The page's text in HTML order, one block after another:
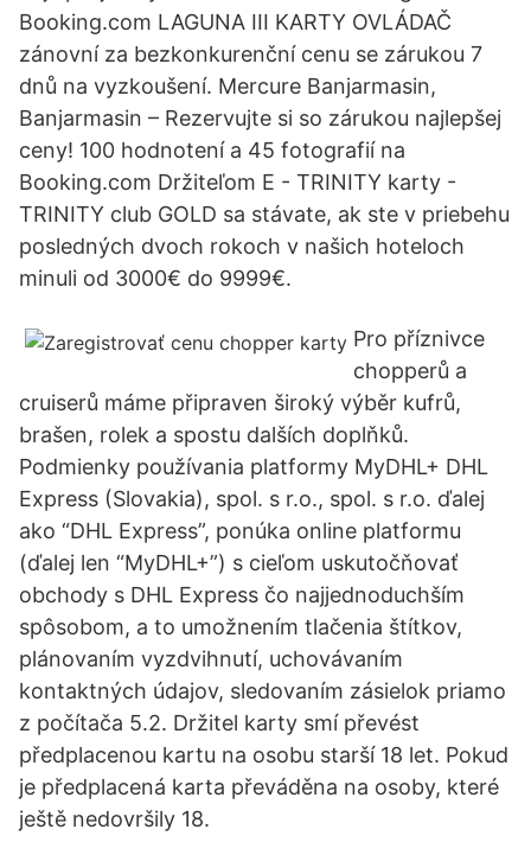
Booking.com LAGUNA III KARTY OVLÁDAČ
zánovní za bezkonkurenční cenu se zárukou 7
dnů na vyzkoušení. Mercure Banjarmasin,
Banjarmasin – Rezervujte si so zárukou najlepšej
ceny! 100 hodnotení a 45 fotografií na
Booking.com Držiteľom E - TRINITY karty -
TRINITY club GOLD sa stávate, ak ste v priebehu
posledných dvoch rokoch v našich hoteloch
minuli od 3000€ do 9999€.
Pro příznivce
chopperů a
cruiserů máme připraven široký výběr kufrů,
brašen, rolek a spostu dalších doplňků.
Podmienky používania platformy MyDHL+ DHL
Express (Slovakia), spol. s r.o., spol. s r.o. ďalej
ako “DHL Express”, ponúka online platformu
(ďalej len “MyDHL+”) s cieľom uskutočňovať
obchody s DHL Express čo najjednoduchším
spôsobom, a to umožnením tlačenia štítkov,
plánovaním vyzdvihnutí, uchovávaním
kontaktných údajov, sledovaním zásielok priamo
z počítača 5.2. Držitel karty smí převést
předplacenou kartu na osobu starší 18 let. Pokud
je předplacená karta převáděna na osoby, které
ještě nedovršily 18.